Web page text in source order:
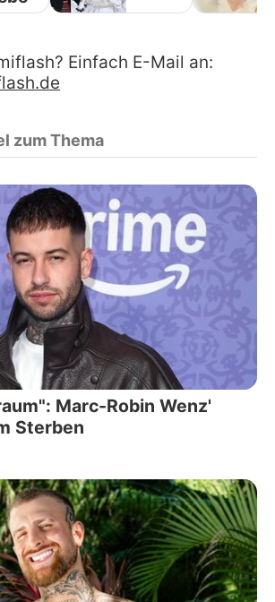
Einfach E-Mail an:
zum Thema
Marc-Robin Wenz'
Sterben